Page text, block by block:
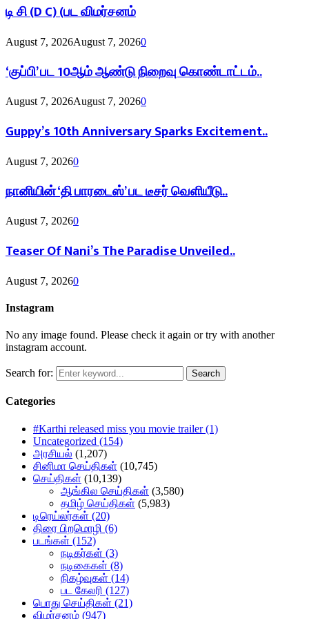
டி சி (D C) (பட விமர்சனம்
August 7, 2026August 7, 20260
‘குப்பி’ பட 10ஆம் ஆண்டு நிறைவு கொண்டாட்டம்..
August 7, 2026August 7, 20260
Guppy’s 10th Anniversary Sparks Excitement..
August 7, 20260
நானியின் ‘தி பாரடைஸ்’ பட டீசர் வெளியீடு..
August 7, 20260
Teaser Of Nani’s The Paradise Unveiled..
August 7, 20260
Instagram
No any image found. Please check it again or try with another
instagram account.
Search for: Search
Categories
#Karthi released miss you movie trailer(1)
Uncategorized (154)
அரசியல் (1,207)
சினிமா செய்திகள் (10,745)
செய்திகள் (10,139)
ஆங்கில செய்திகள் (3,580)
தமிழ் செய்திகள் (5,983)
டிரெய்லர்கள் (20)
திரை பிறமொழி (6)
படங்கள் (152)
நடிகர்கள் (3)
நடிகைகள் (8)
நிகழ்வுகள் (14)
பட கேலரி (127)
பொது செய்திகள் (21)
விமர்சனம் (947)